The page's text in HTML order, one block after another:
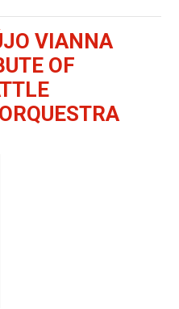
VIANNA
OF